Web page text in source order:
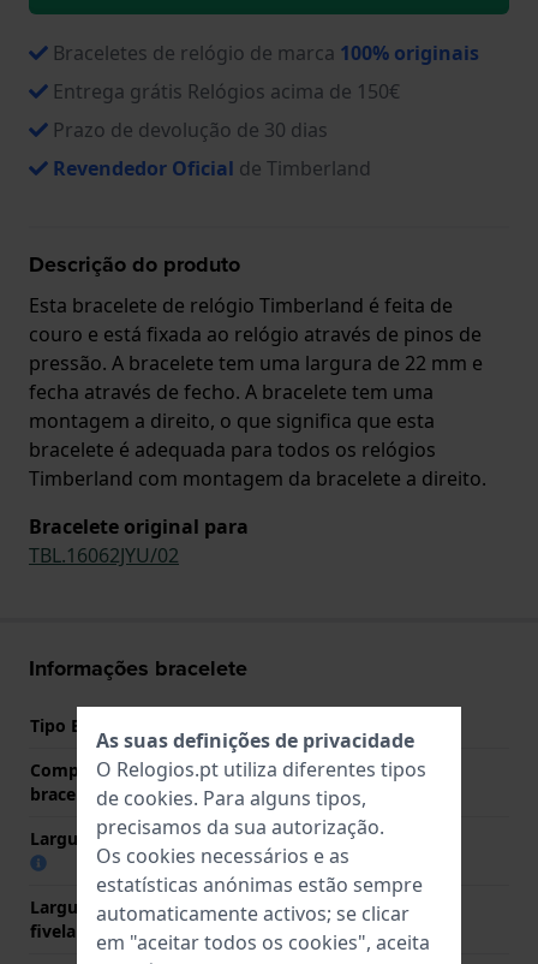
Braceletes de relógio de marca 100% originais
Entrega grátis Relógios acima de 150€
Prazo de devolução de 30 dias
Revendedor Oficial de Timberland
Descrição do produto
Esta bracelete de relógio Timberland é feita de
couro e está fixada ao relógio através de pinos de
pressão. A bracelete tem uma largura de 22 mm e
fecha através de fecho. A bracelete tem uma
montagem a direito, o que significa que esta
bracelete é adequada para todos os relógios
Timberland com montagem da bracelete a direito.
Bracelete original para
TBL.16062JYU/02
Informações bracelete
Tipo Bracelete
Comprimento do pino (da
bracelete)
22 mm
Largura das extremidades 22 mm
Largura da bracelete na
fivela
20 mm
As suas definições de privacidade
O Relogios.pt utiliza diferentes tipos
de cookies. Para alguns tipos,
precisamos da sua autorização.
Os cookies necessários e as
estatísticas anónimas estão sempre
automaticamente activos; se clicar
em "aceitar todos os cookies", aceita